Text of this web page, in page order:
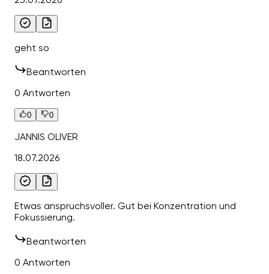
geht so
Beantworten
0 Antworten
0 0
JANNIS OLIVER
18.07.2026
Etwas anspruchsvoller. Gut bei Konzentration und
Fokussierung.
Beantworten
0 Antworten